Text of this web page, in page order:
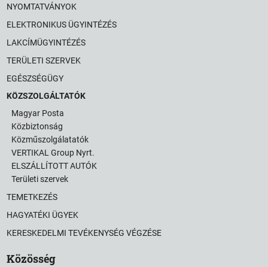
NYOMTATVÁNYOK
ELEKTRONIKUS ÜGYINTÉZÉS
LAKCÍMÜGYINTÉZÉS
TERÜLETI SZERVEK
EGÉSZSÉGÜGY
KÖZSZOLGÁLTATÓK
Magyar Posta
Közbiztonság
Közműszolgálatatók
VERTIKAL Group Nyrt.
ELSZÁLLÍTOTT AUTÓK
Területi szervek
TEMETKEZÉS
HAGYATÉKI ÜGYEK
KERESKEDELMI TEVÉKENYSÉG VÉGZÉSE
Közösség